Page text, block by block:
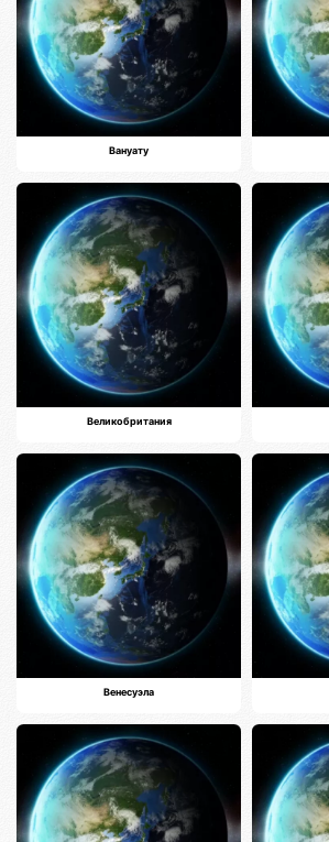
Вануату
Великобритания
Венесуэла